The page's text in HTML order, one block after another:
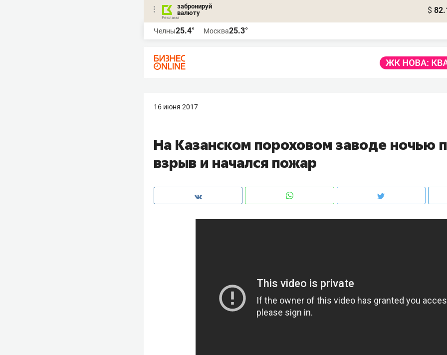
забронируй
валюту
$
Челны25.4° Москва25.3°
16 июня 2017
На Казанском пороховом заводе ночью
взрыв и начался пожар